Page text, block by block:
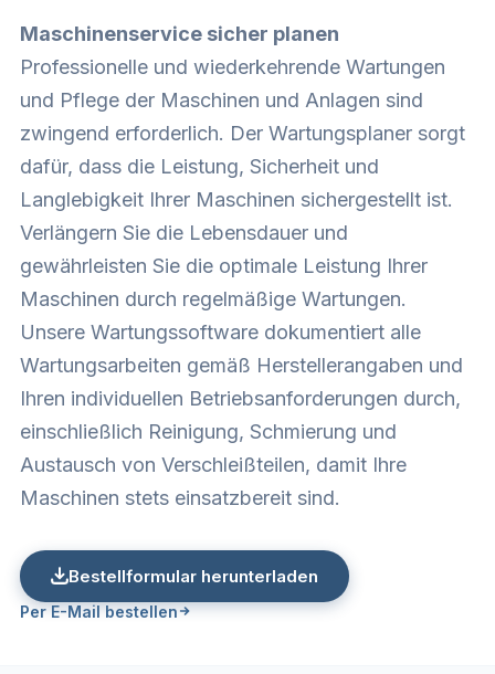
Maschinenservice sicher planen
Professionelle und wiederkehrende Wartungen
und Pflege der Maschinen und Anlagen sind
zwingend erforderlich. Der Wartungsplaner sorgt
dafür, dass die Leistung, Sicherheit und
Langlebigkeit Ihrer Maschinen sichergestellt ist.
Verlängern Sie die Lebensdauer und
gewährleisten Sie die optimale Leistung Ihrer
Maschinen durch regelmäßige Wartungen.
Unsere Wartungssoftware dokumentiert alle
Wartungsarbeiten gemäß Herstellerangaben und
Ihren individuellen Betriebsanforderungen durch,
einschließlich Reinigung, Schmierung und
Austausch von Verschleißteilen, damit Ihre
Maschinen stets einsatzbereit sind.
Bestellformular herunterladen
Per E-Mail bestellen